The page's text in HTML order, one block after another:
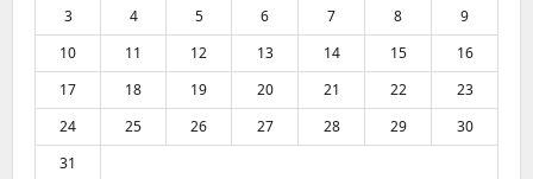
3
4 5 6 7 8
9
10
11 12 13 14 15
16
17
18 19 20 21 22
23
24
25 26 27 28 29
30
31